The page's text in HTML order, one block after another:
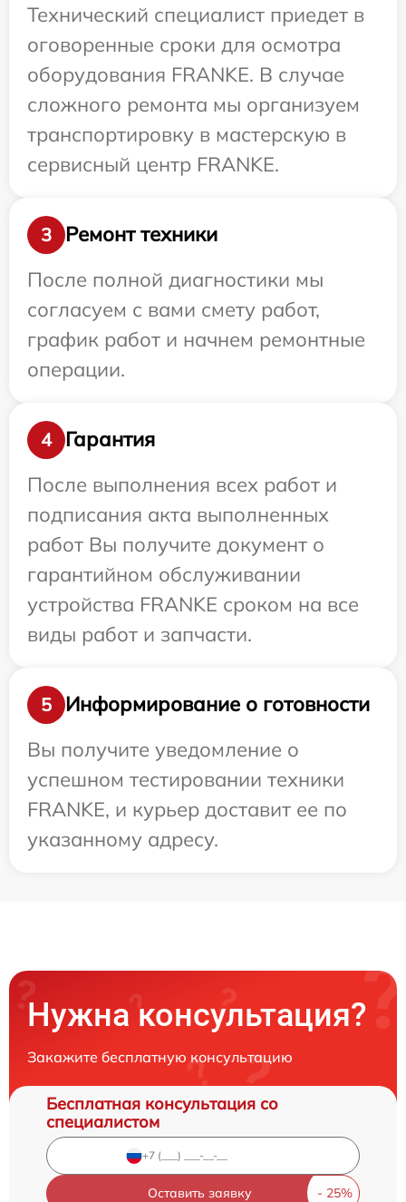
Технический специалист приедет в
оговоренные сроки для осмотра
оборудования FRANKE. В случае
сложного ремонта мы организуем
транспортировку в мастерскую в
сервисный центр FRANKE.
3
Ремонт техники
После полной диагностики мы
согласуем с вами смету работ,
график работ и начнем ремонтные
операции.
4
Гарантия
После выполнения всех работ и
подписания акта выполненных
работ Вы получите документ о
гарантийном обслуживании
устройства FRANKE сроком на все
виды работ и запчасти.
5
Информирование о готовности
Вы получите уведомление о
успешном тестировании техники
FRANKE, и курьер доставит ее по
указанному адресу.
Нужна консультация?
Закажите бесплатную консультацию
Бесплатная консультация со
специалистом
Оставить заявку